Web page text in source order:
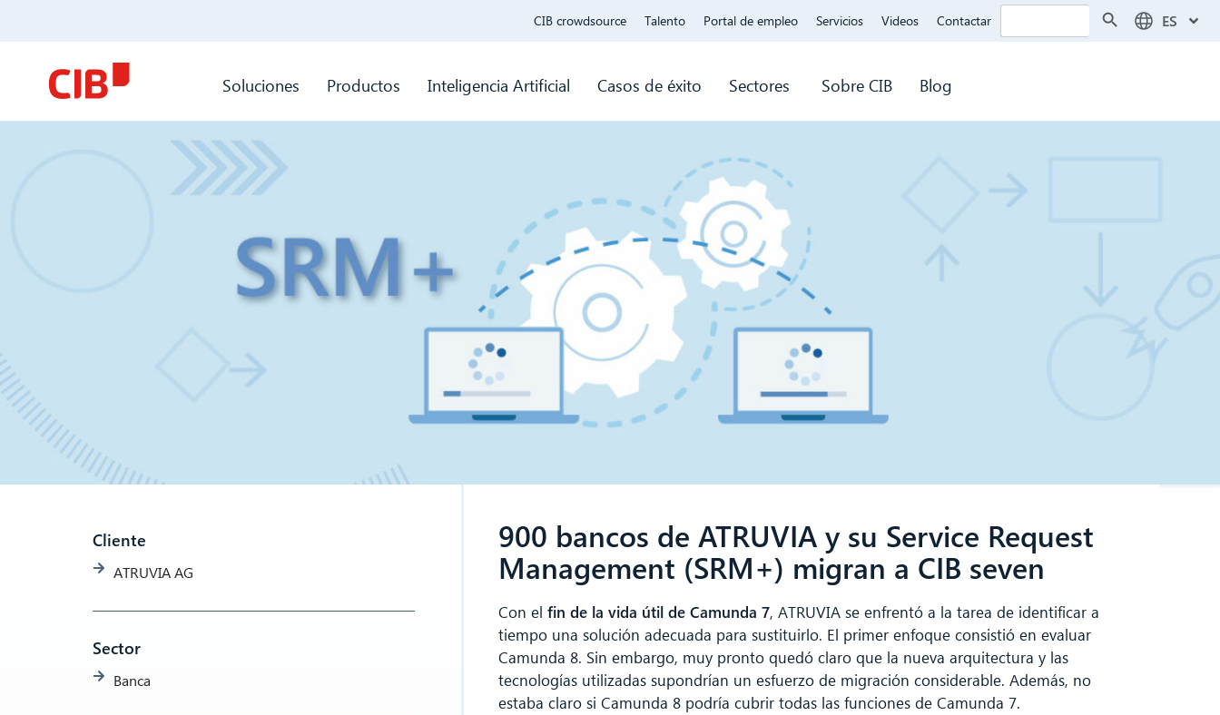
CIB crowdsource Talento Portal de empleo Servicios Videos Contactar Buscar: ES
Soluciones Productos Inteligencia Artificial Casos de éxito Sectores Sobre CIB Blog
Cliente
ATRUVIA AG
Sector
Banca
900 bancos de ATRUVIA y su Service Request
Management (SRM+) migran a CIB seven
Con elfin de la vida útil de Camunda 7, ATRUVIA se enfrentó a la tarea de identificar a
tiempo una solución adecuada para sustituirlo. El primer enfoque consistió en evaluar
Camunda 8. Sin embargo, muy pronto quedó claro que la nueva arquitectura y las
tecnologías utilizadas supondrían un esfuerzo de migración considerable. Además, no
estaba claro si Camunda 8 podría cubrir todas las funciones de Camunda 7.